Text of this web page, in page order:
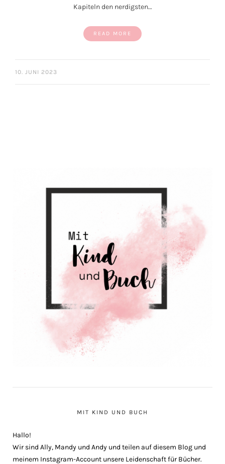
Kapiteln den nerdigsten…
READ MORE
10. JUNI 2023
MIT KIND UND BUCH
Hallo!
Wir sind Ally, Mandy und Andy und teilen auf diesem Blog und
meinem Instagram-Account unsere Leidenschaft für Bücher.